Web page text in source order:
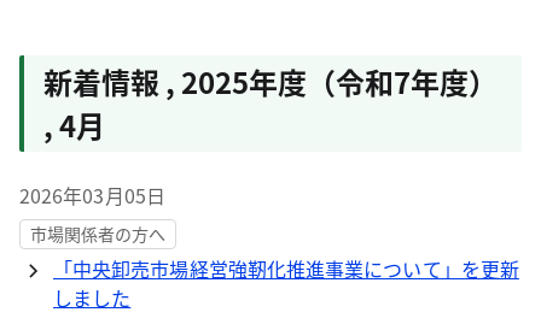
新着情報 , 2025年度（令和7年度）
,4月
2026年03月05日
市場関係者の方へ
「中央卸売市場経営強靭化推進事業について」を更新
しました